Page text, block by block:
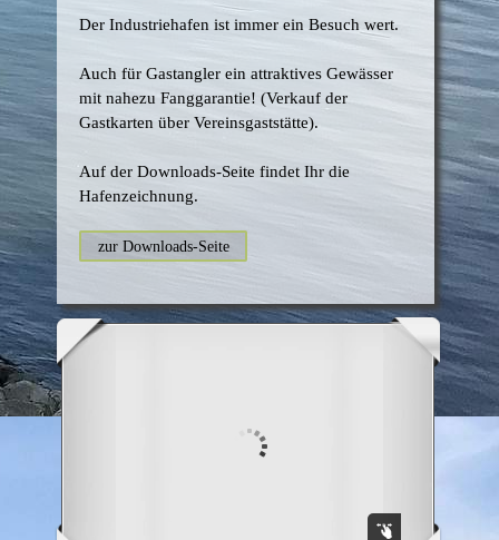
Der Industriehafen ist immer ein Besuch wert.
Auch für Gastangler ein attraktives Gewässer
mit nahezu Fanggarantie! (Verkauf der
Gastkarten über Vereinsgaststätte).
Auf der Downloads-Seite findet Ihr die
Hafenzeichnung.
zur Downloads-Seite